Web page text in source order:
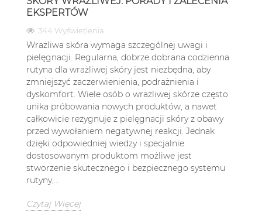
EKSPERTÓW
344 Wyświetlenia
Wrażliwa skóra wymaga szczególnej uwagi i
pielęgnacji. Regularna, dobrze dobrana codzienna
rutyna dla wrażliwej skóry jest niezbędna, aby
zmniejszyć zaczerwienienia, podrażnienia i
dyskomfort. Wiele osób o wrażliwej skórze często
unika próbowania nowych produktów, a nawet
całkowicie rezygnuje z pielęgnacji skóry z obawy
przed wywołaniem negatywnej reakcji. Jednak
dzięki odpowiedniej wiedzy i specjalnie
dostosowanym produktom możliwe jest
stworzenie skutecznego i bezpiecznego systemu
rutyny,...
Czytaj Więcej